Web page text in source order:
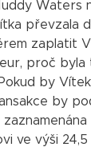
Waters
převzala
zaplatit
proč byla
by
by
ve výši 24,5